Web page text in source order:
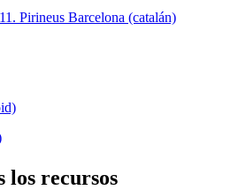
Pirineus Barcelona (catalán)
los recursos